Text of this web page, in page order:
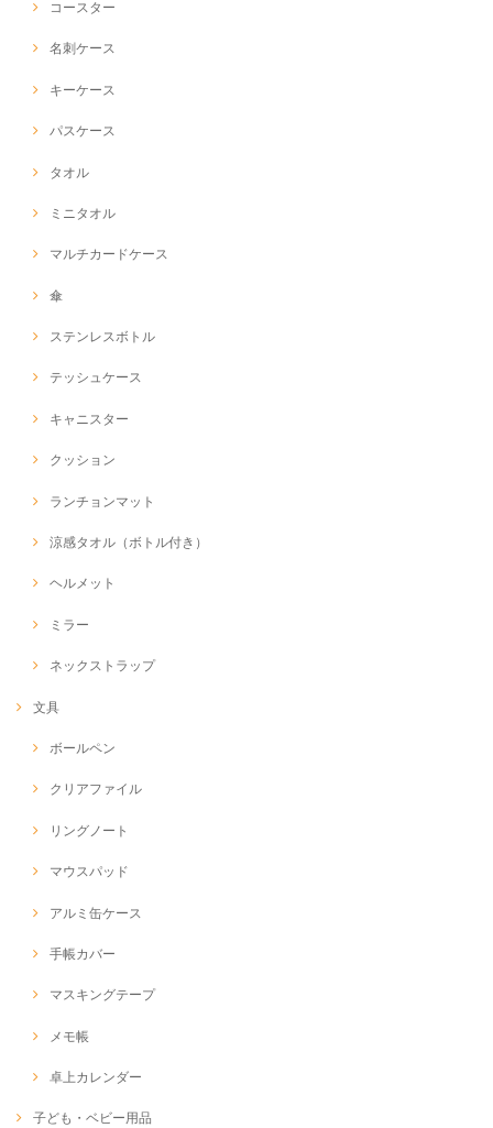
コースター
名刺ケース
キーケース
パスケース
タオル
ミニタオル
マルチカードケース
傘
ステンレスボトル
テッシュケース
キャニスター
クッション
ランチョンマット
涼感タオル（ボトル付き）
ヘルメット
ミラー
ネックストラップ
文具
ボールペン
クリアファイル
リングノート
マウスパッド
アルミ缶ケース
手帳カバー
マスキングテープ
メモ帳
卓上カレンダー
子ども・ベビー用品